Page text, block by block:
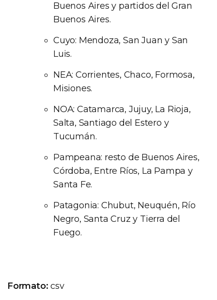
Buenos Aires y partidos del Gran
Buenos Aires.
Cuyo: Mendoza, San Juan y San
Luis.
NEA: Corrientes, Chaco, Formosa,
Misiones.
NOA: Catamarca, Jujuy, La Rioja,
Salta, Santiago del Estero y
Tucumán.
Pampeana: resto de Buenos Aires,
Córdoba, Entre Ríos, La Pampa y
Santa Fe.
Patagonia: Chubut, Neuquén, Río
Negro, Santa Cruz y Tierra del
Fuego.
Formato: csv